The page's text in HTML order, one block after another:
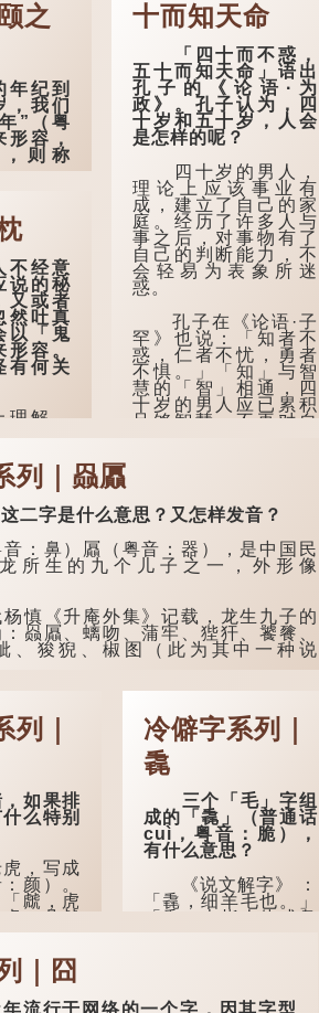
之
纪到
，我们
”（粤
容，
则称
思想
"更有
也是用
。
歌》
耋皆得
广及草
？
以称
记.曲
曰期
期，犹
也。不
孝子要
经意
说的秘
又或者
然吐真
以「鬼
容。
有何关
解，
字应
」同
文解
项枕
头后部
一种
一些不
如果忽
好像被
鬼魂）
下，藏
十而知天命
「四十而不惑，
五十而知天命」语出
孔子的《论语·为
政》。孔子认为，四
十岁和五十岁，人会
是怎样的呢？
四十岁的男人，
理论上应该事业有
成，建立了自己的家
庭。经历了许多人与
事之后，对事物有了
自己的判断能力，不
会轻易为表象所迷
惑。
孔子在《论语·子
罕》也说：「知者不
惑，仁者不忧，勇者
不惧。」「知」与智
慧的「智」相通，四
十岁的男人应已累积
足够智慧，不再对自
列｜赑屭
字是什么意思？又怎样发音？
鼻）屭（粤音：器），是中国民
所生的九个儿子之一，外形像
《升庵外集》记载，龙生九子的
赑屭、螭吻、蒲牢、狴犴、饕餮、
、狻猊、椒图（此为其中一种说
能负重，多作为碑座，有“碑下...
列｜
如果排
么特别
，写成
颜）。
「虤，虎
。凡虤
」代表
求闲未
瞋虤虤」
是众人的
冷僻字系列｜
毳
三个「毛」字组
成的「毳」（普通话
cuì，粤音：脆），
有什么意思？
《说文解字》 ：
「毳，细羊毛也。」
「毳」本指人体或鸟
手臂等部位生长的细
｜囧
行于网络的一个字，因其字型